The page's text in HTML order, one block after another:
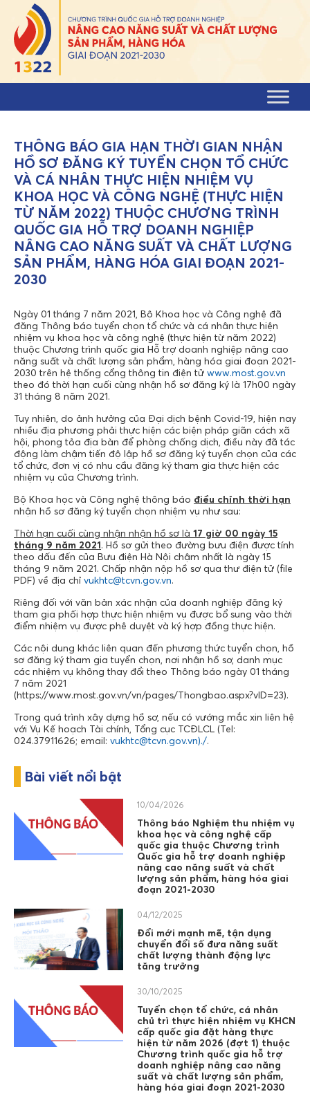
Skip to content
THÔNG BÁO GIA HẠN THỜI GIAN NHẬN
HỒ SƠ ĐĂNG KÝ TUYỂN CHỌN TỔ CHỨC
VÀ CÁ NHÂN THỰC HIỆN NHIỆM VỤ
KHOA HỌC VÀ CÔNG NGHỆ (THỰC HIỆN
TỪ NĂM 2022) THUỘC CHƯƠNG TRÌNH
QUỐC GIA HỖ TRỢ DOANH NGHIỆP
NÂNG CAO NĂNG SUẤT VÀ CHẤT LƯỢNG
SẢN PHẨM, HÀNG HÓA GIAI ĐOẠN 2021-
2030
Ngày 01 tháng 7 năm 2021, Bộ Khoa học và Công nghệ đã
đăng Thông báo tuyển chọn tổ chức và cá nhân thực hiện
nhiệm vụ khoa học và công nghệ (thực hiện từ năm 2022)
thuộc Chương trình quốc gia Hỗ trợ doanh nghiệp nâng cao
năng suất và chất lượng sản phẩm, hàng hóa giai đoạn 2021-
2030 trên hệ thống cổng thông tin điện tử www.most.gov.vn
theo đó thời hạn cuối cùng nhận hồ sơ đăng ký là 17h00 ngày
31 tháng 8 năm 2021.
Tuy nhiên, do ảnh hưởng của Đại dịch bệnh Covid-19, hiện nay
nhiều địa phương phải thực hiện các biện pháp giãn cách xã
hội, phong tỏa địa bàn để phòng chống dịch, điều này đã tác
động làm chậm tiến độ lập hồ sơ đăng ký tuyển chọn của các
tổ chức, đơn vị có nhu cầu đăng ký tham gia thực hiện các
nhiệm vụ của Chương trình.
Bộ Khoa học và Công nghệ thông báo điều chỉnh thời hạn
nhận hồ sơ đăng ký tuyển chọn nhiệm vụ như sau:
Thời hạn cuối cùng nhận nhận hồ sơ là 17 giờ 00 ngày 15
tháng 9 năm 2021. Hồ sơ gửi theo đường bưu điện được tính
theo dấu đến của Bưu điện Hà Nội chậm nhất là ngày 15
tháng 9 năm 2021. Chấp nhận nộp hồ sơ qua thư điện tử (file
PDF) về địa chỉ vukhtc@tcvn.gov.vn.
Riêng đối với văn bản xác nhận của doanh nghiệp đăng ký
tham gia phối hợp thực hiện nhiệm vụ được bổ sung vào thời
điểm nhiệm vụ được phê duyệt và ký hợp đồng thực hiện.
Các nội dung khác liên quan đến phương thức tuyển chọn, hồ
sơ đăng ký tham gia tuyển chọn, nơi nhận hồ sơ, danh mục
các nhiệm vụ không thay đổi theo Thông báo ngày 01 tháng
7 năm 2021
(https://www.most.gov.vn/vn/pages/Thongbao.aspx?vID=23).
Trong quá trình xây dựng hồ sơ, nếu có vướng mắc xin liên hệ
với Vụ Kế hoạch Tài chính, Tổng cục TCĐLCL (Tel:
024.37911626; email: vukhtc@tcvn.gov.vn)./.
Bài viết nổi bật
10/04/2026
Thông báo Nghiệm thu nhiệm vụ
khoa học và công nghệ cấp
quốc gia thuộc Chương trình
Quốc gia hỗ trợ doanh nghiệp
nâng cao năng suất và chất
lượng sản phẩm, hàng hóa giai
đoạn 2021-2030
04/12/2025
Đổi mới mạnh mẽ, tận dụng
chuyển đổi số đưa năng suất
chất lượng thành động lực
tăng trưởng
30/10/2025
Tuyển chọn tổ chức, cá nhân
chủ trì thực hiện nhiệm vụ KHCN
cấp quốc gia đặt hàng thực
hiện từ năm 2026 (đợt 1) thuộc
Chương trình quốc gia hỗ trợ
doanh nghiệp nâng cao năng
suất và chất lượng sản phẩm,
hàng hóa giai đoạn 2021-2030